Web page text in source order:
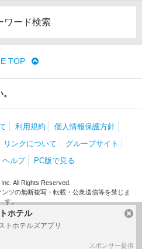
ホテル
トホテルズアプリ
スポンサー提供
ワード検索
TOP
利用規約
個人情報保護方針
リンクについて
グループサイト
ヘルプ PC版で見る
All Rights Reserved.
ツの無断複写・転載・公衆送信等を禁じま
す。